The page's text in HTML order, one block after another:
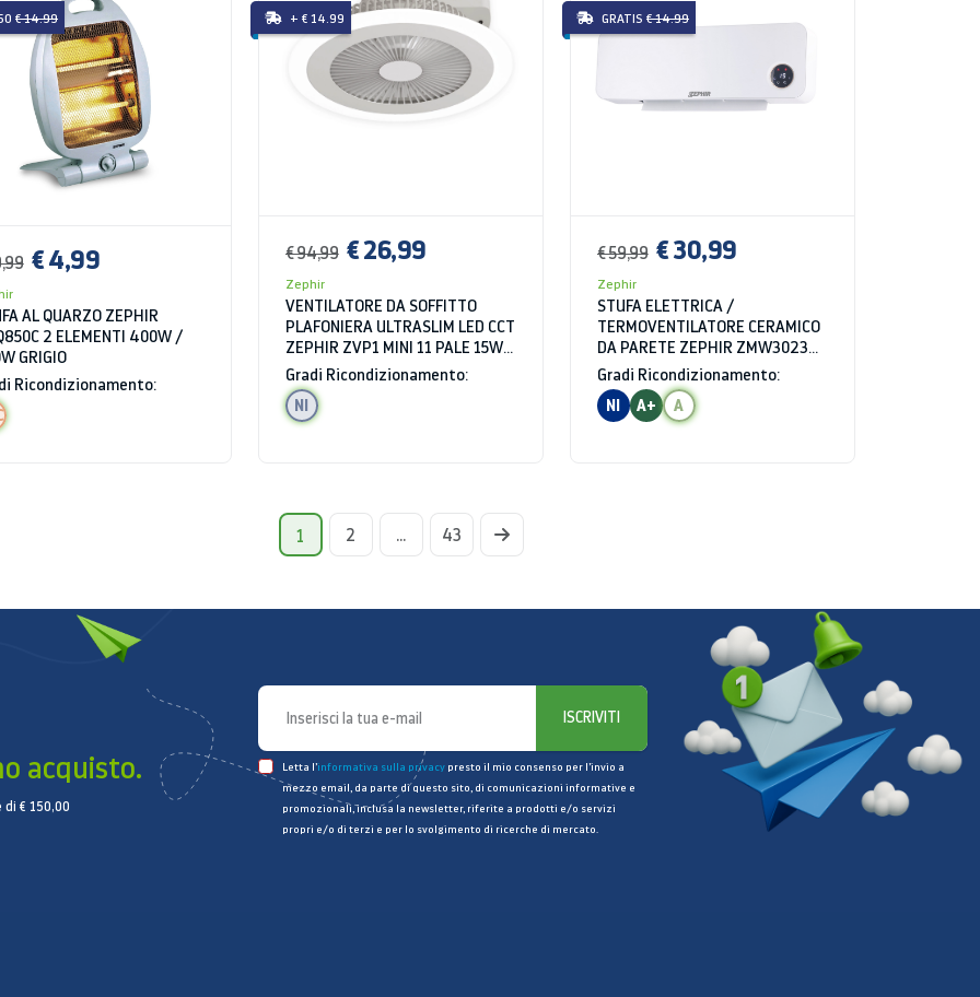
€ 14.99
€ 4,99
AL QUARZO ZEPHIR
2 ELEMENTI 400W /
GRIGIO
Ricondizionamento:
+ € 14.99
€ 94,99 € 26,99
Zephir
VENTILATORE DA SOFFITTO
PLAFONIERA ULTRASLIM LED CCT
ZEPHIR ZVP1 MINI 11 PALE 15W
4 VELOCITA' BIANCO
Gradi Ricondizionamento:
NI
GRATIS € 14.99
€ 59,99 € 30,99
Zephir
STUFA ELETTRICA /
TERMOVENTILATORE CERAMICO
DA PARETE ZEPHIR ZMW3023B
2 LIVELLI DI POTENZA
1000/2000W TERMOSTATO
ELETTRICO REGOLABILE BIANCO
Gradi Ricondizionamento:
NI
A+ A
1 2 ... 43
acquisto.
€ 150,00
ISCRIVITI
Letta l’informativa sulla privacy presto il mio consenso per l’invio a
mezzo email, da parte di questo sito, di comunicazioni informative e
promozionali, inclusa la newsletter, riferite a prodotti e/o servizi
propri e/o di terzi e per lo svolgimento di ricerche di mercato.